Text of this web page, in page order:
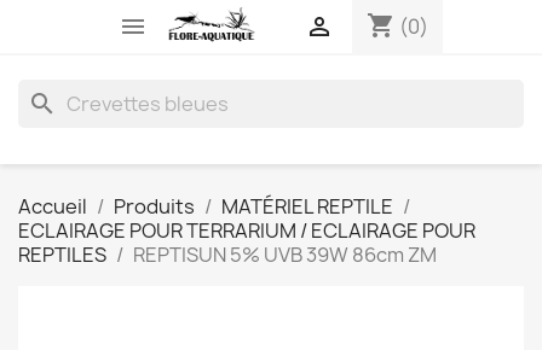
 shopping_cart (0)

search
Accueil Produits
MATÉRIEL REPTILE
ECLAIRAGE POUR TERRARIUM / ECLAIRAGE POUR
REPTILES
REPTISUN 5% UVB 39W 86cm ZM